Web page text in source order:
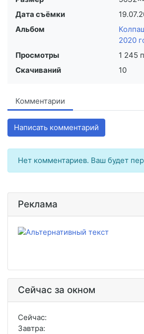
Дата съёмки
Альбом
2020
Просмотры
1 245
Скачиваний
10
Комментарии
Написать комментарий
Нет комментариев. Ваш будет
Реклама
Сейчас за окном
Сейчас:
Завтра: